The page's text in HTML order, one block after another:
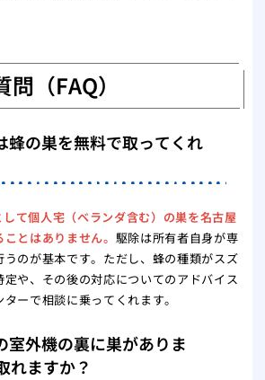
（FAQ）
蜂の巣を無料で取ってくれ
て個人宅（ベランダ含む）の巣を名古屋
とはありません。 駆除は所有者自身が専
うのが基本です。ただし、蜂の種類がスズ
定や、その後の対応についてのアドバイス
ーで相談に乗ってくれます。
室外機の裏に巣がありま
れますか？